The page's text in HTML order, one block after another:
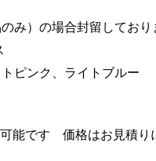
み）の場合封留しており
ピンク、ライトブルー
能です 価格はお見積り